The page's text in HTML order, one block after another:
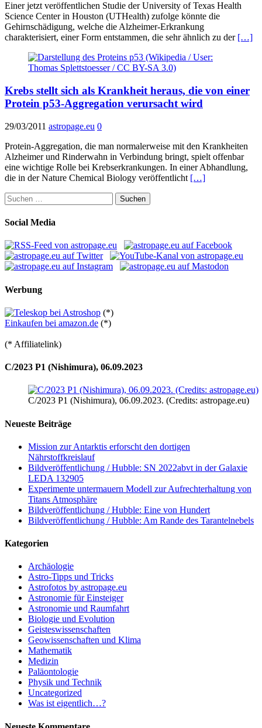
Einer jetzt veröffentlichen Studie der University of Texas Health
Science Center in Houston (UTHealth) zufolge könnte die
Gehirnschädigung, welche die Alzheimer-Erkrankung
charakterisiert, einer Form entstammen, die sehr ähnlich zu der […]
Krebs stellt sich als Krankheit heraus, die von einer
Protein p53-Aggregation verursacht wird
29/03/2011 astropage.eu 0
Protein-Aggregation, die man normalerweise mit den Krankheiten
Alzheimer und Rinderwahn in Verbindung bringt, spielt offenbar
eine wichtige Rolle bei Krebserkrankungen. In einer Abhandlung,
die in der Nature Chemical Biology veröffentlicht […]
Suchen
nach:
Social Media
Werbung
(*)
Einkaufen bei amazon.de (*)
(* Affiliatelink)
C/2023 P1 (Nishimura), 06.09.2023
C/2023 P1 (Nishimura), 06.09.2023. (Credits: astropage.eu)
Neueste Beiträge
Mission zur Antarktis erforscht den dortigen
Nährstoffkreislauf
Bildveröffentlichung / Hubble: SN 2022abvt in der Galaxie
LEDA 132905
Experimente untermauern Modell zur Aufrechterhaltung von
Titans Atmosphäre
Bildveröffentlichung / Hubble: Eine von Hundert
Bildveröffentlichung / Hubble: Am Rande des Tarantelnebels
Kategorien
Archäologie
Astro-Tipps und Tricks
Astrofotos by astropage.eu
Astronomie für Einsteiger
Astronomie und Raumfahrt
Biologie und Evolution
Geisteswissenschaften
Geowissenschaften und Klima
Mathematik
Medizin
Paläontologie
Physik und Technik
Uncategorized
Was ist eigentlich…?